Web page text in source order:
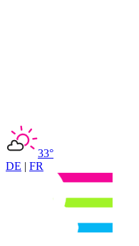
33°
DE | FR